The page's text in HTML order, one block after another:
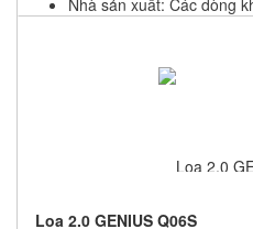
Nhà sản xuất: Các dòng
Số lượng: 100
Loa 2.0 GENIUS Q06S